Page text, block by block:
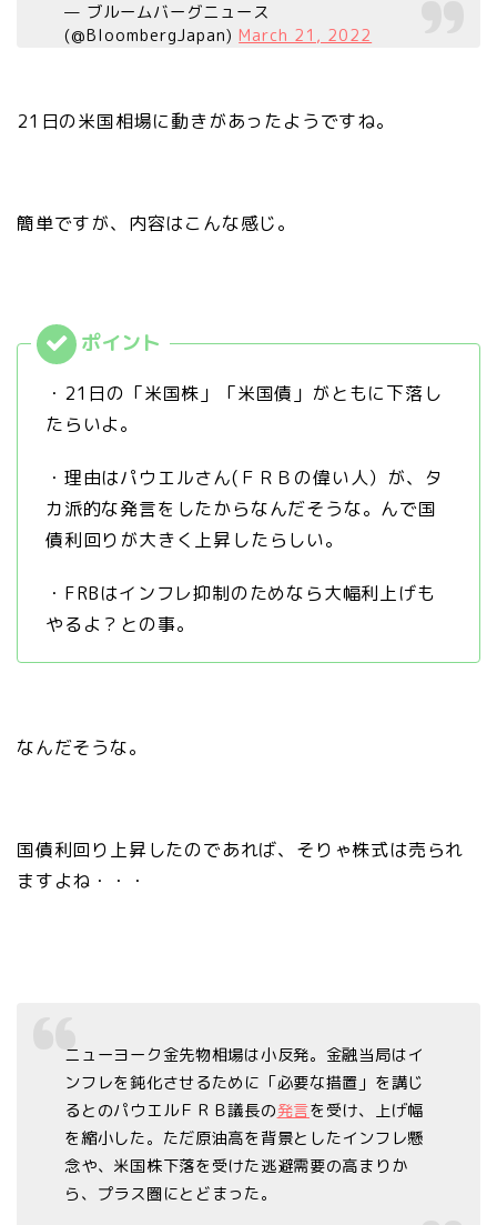
— ブルームバーグニュース
(@BloombergJapan) March 21, 2022
21日の米国相場に動きがあったようですね。
簡単ですが、内容はこんな感じ。
・21日の「米国株」「米国債」がともに下落し
たらいよ。
・理由はパウエルさん(ＦＲＢの偉い人）が、タ
カ派的な発言をしたからなんだそうな。んで国
債利回りが大きく上昇したらしい。
・FRBはインフレ抑制のためなら大幅利上げも
やるよ？との事。
なんだそうな。
国債利回り上昇したのであれば、そりゃ株式は売られ
ますよね・・・
ニューヨーク金先物相場は小反発。金融当局はイ
ンフレを鈍化させるために「必要な措置」を講じ
るとのパウエルＦＲＢ議長の発言を受け、上げ幅
を縮小した。ただ原油高を背景としたインフレ懸
念や、米国株下落を受けた逃避需要の高まりか
ら、プラス圏にとどまった。